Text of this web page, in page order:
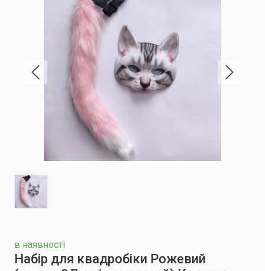
в наявності
Набір для квадробіки Рожевий